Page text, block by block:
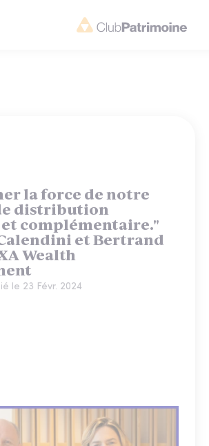
la force de notre
distribution
complémentaire."
et Bertrand
Wealth
le 23 Févr. 2024